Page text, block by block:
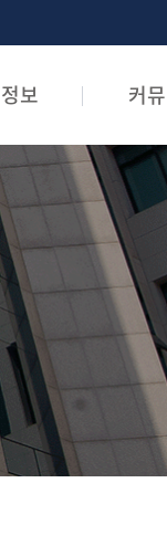
보 커